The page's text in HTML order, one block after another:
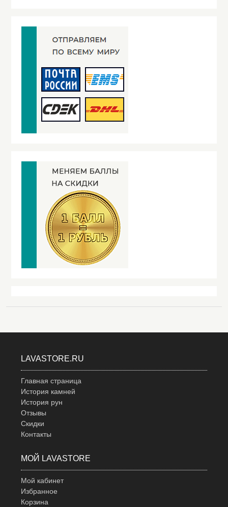
LAVASTORE.RU
Главная страница
История камней
История рун
Отзывы
Скидки
Контакты
МОЙ LAVASTORE
Мой кабинет
Избранное
Корзина